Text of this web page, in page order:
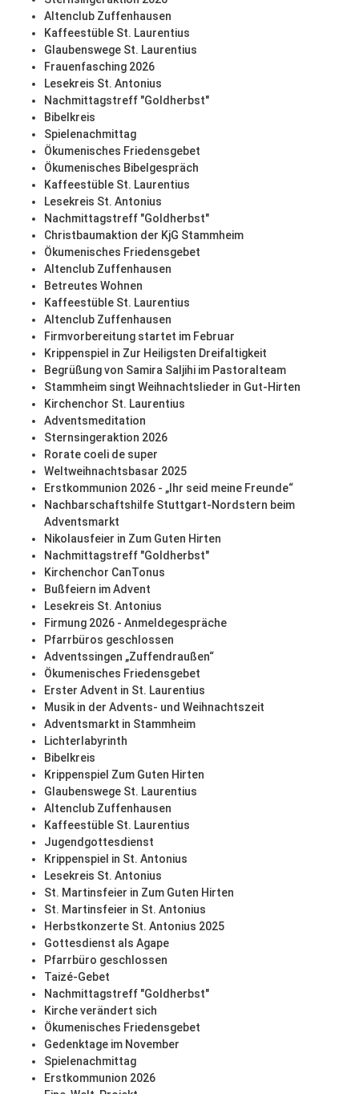
Altenclub Zuffenhausen
Kaffeestüble St. Laurentius
Glaubenswege St. Laurentius
Frauenfasching 2026
Lesekreis St. Antonius
Nachmittagstreff "Goldherbst"
Bibelkreis
Spielenachmittag
Ökumenisches Friedensgebet
Ökumenisches Bibelgespräch
Kaffeestüble St. Laurentius
Lesekreis St. Antonius
Nachmittagstreff "Goldherbst"
Christbaumaktion der KjG Stammheim
Ökumenisches Friedensgebet
Altenclub Zuffenhausen
Betreutes Wohnen
Kaffeestüble St. Laurentius
Altenclub Zuffenhausen
Firmvorbereitung startet im Februar
Krippenspiel in Zur Heiligsten Dreifaltigkeit
Begrüßung von Samira Saljihi im Pastoralteam
Stammheim singt Weihnachtslieder in Gut-Hirten
Kirchenchor St. Laurentius
Adventsmeditation
Sternsingeraktion 2026
Rorate coeli de super
Weltweihnachtsbasar 2025
Erstkommunion 2026 - „Ihr seid meine Freunde“
Nachbarschaftshilfe Stuttgart-Nordstern beim
Adventsmarkt
Nikolausfeier in Zum Guten Hirten
Nachmittagstreff "Goldherbst"
Kirchenchor CanTonus
Bußfeiern im Advent
Lesekreis St. Antonius
Firmung 2026 - Anmeldegespräche
Pfarrbüros geschlossen
Adventssingen „Zuffendraußen“
Ökumenisches Friedensgebet
Erster Advent in St. Laurentius
Musik in der Advents- und Weihnachtszeit
Adventsmarkt in Stammheim
Lichterlabyrinth
Bibelkreis
Krippenspiel Zum Guten Hirten
Glaubenswege St. Laurentius
Altenclub Zuffenhausen
Kaffeestüble St. Laurentius
Jugendgottesdienst
Krippenspiel in St. Antonius
Lesekreis St. Antonius
St. Martinsfeier in Zum Guten Hirten
St. Martinsfeier in St. Antonius
Herbstkonzerte St. Antonius 2025
Gottesdienst als Agape
Pfarrbüro geschlossen
Taizé-Gebet
Nachmittagstreff "Goldherbst"
Kirche verändert sich
Ökumenisches Friedensgebet
Gedenktage im November
Spielenachmittag
Erstkommunion 2026